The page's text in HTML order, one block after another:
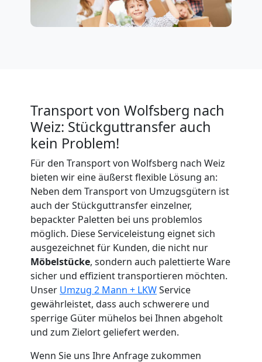
Transport von Wolfsberg nach
Weiz: Stückguttransfer auch
kein Problem!
Für den Transport von Wolfsberg nach Weiz
bieten wir eine äußerst flexible Lösung an:
Neben dem Transport von Umzugsgütern ist
auch der Stückguttransfer einzelner,
bepackter Paletten bei uns problemlos
möglich. Diese Serviceleistung eignet sich
ausgezeichnet für Kunden, die nicht nur
Möbelstücke, sondern auch palettierte Ware
sicher und effizient transportieren möchten.
Unser Umzug 2 Mann + LKWService
gewährleistet, dass auch schwerere und
sperrige Güter mühelos bei Ihnen abgeholt
und zum Zielort geliefert werden.
Wenn Sie uns Ihre Anfrage zukommen
Büroumzug
Wolfsberg
Tragehilfe
Wolfsberg
Kleiner
Umzug
Wolfsberg
Küchenumzug